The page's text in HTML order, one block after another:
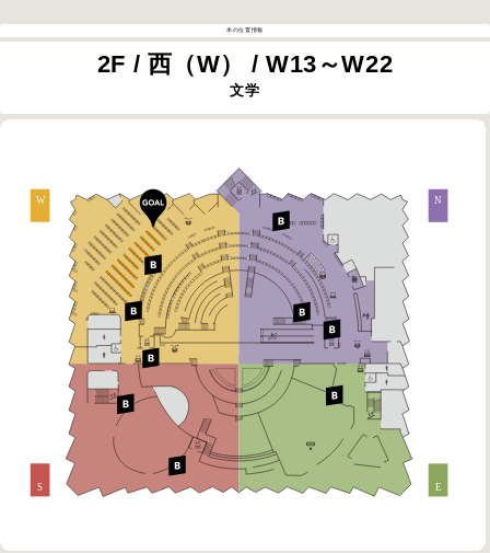
本の位置情報
2F / 西（W） / W13～W22
文学